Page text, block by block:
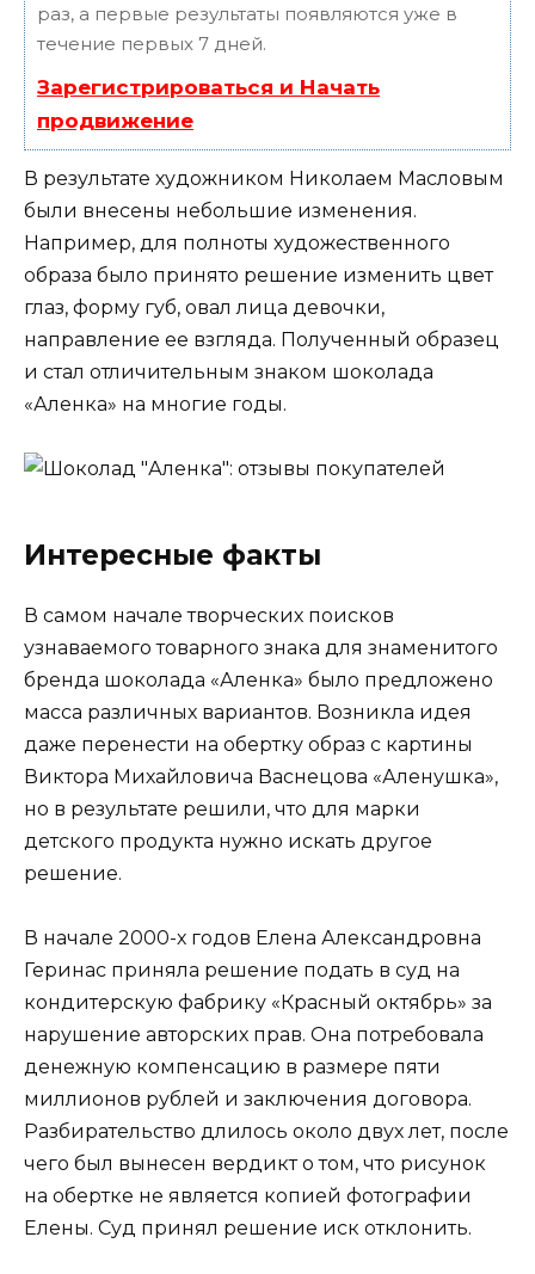
раз, а первые результаты появляются уже в
течение первых 7 дней.
Зарегистрироваться и Начать
продвижение
В результате художником Николаем Масловым
были внесены небольшие изменения.
Например, для полноты художественного
образа было принято решение изменить цвет
глаз, форму губ, овал лица девочки,
направление ее взгляда. Полученный образец
и стал отличительным знаком шоколада
«Аленка» на многие годы.
Интересные факты
В самом начале творческих поисков
узнаваемого товарного знака для знаменитого
бренда шоколада «Аленка» было предложено
масса различных вариантов. Возникла идея
даже перенести на обертку образ с картины
Виктора Михайловича Васнецова «Аленушка»,
но в результате решили, что для марки
детского продукта нужно искать другое
решение.
В начале 2000-х годов Елена Александровна
Геринас приняла решение подать в суд на
кондитерскую фабрику «Красный октябрь» за
нарушение авторских прав. Она потребовала
денежную компенсацию в размере пяти
миллионов рублей и заключения договора.
Разбирательство длилось около двух лет, после
чего был вынесен вердикт о том, что рисунок
на обертке не является копией фотографии
Елены. Суд принял решение иск отклонить.